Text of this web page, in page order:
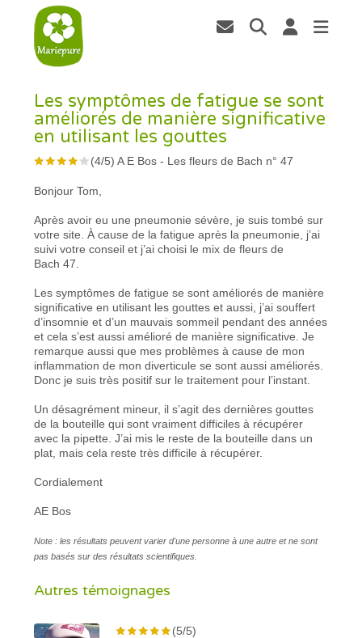
Les symptômes de fatigue se sont
améliorés de manière significative
en utilisant les gouttes
(4/5)A E Bos - Les fleurs de Bach n° 47
Bonjour Tom,
Après avoir eu une pneumonie sévère, je suis tombé sur
votre site. À cause de la fatigue après la pneumonie, j’ai
suivi votre conseil et j’ai choisi le mix de fleurs de
Bach 47.
Les symptômes de fatigue se sont améliorés de manière
significative en utilisant les gouttes et aussi, j’ai souffert
d’insomnie et d’un mauvais sommeil pendant des années
et cela s’est aussi amélioré de manière significative. Je
remarque aussi que mes problèmes à cause de mon
inflammation de mon diverticule se sont aussi améliorés.
Donc je suis très positif sur le traitement pour l’instant.
Un désagrément mineur, il s’agit des dernières gouttes
de la bouteille qui sont vraiment difficiles à récupérer
avec la pipette. J’ai mis le reste de la bouteille dans un
plat, mais cela reste très difficile à récupérer.
Cordialement
AE Bos
Note : les résultats peuvent varier d'une personne à une autre et ne sont
pas basés sur des résultats scientifiques.
Autres témoignages
(5/5)